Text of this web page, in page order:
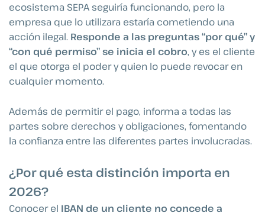
ecosistema SEPA seguiría funcionando, pero la
empresa que lo utilizara estaría cometiendo una
acción ilegal. Responde a las preguntas “por qué” y
“con qué permiso” se inicia el cobro, y es el cliente
el que otorga el poder y quien lo puede revocar en
cualquier momento.
Además de permitir el pago, informa a todas las
partes sobre derechos y obligaciones, fomentando
la confianza entre las diferentes partes involucradas.
¿Por qué esta distinción importa en
2026?
Conocer el IBAN de un cliente no concede a